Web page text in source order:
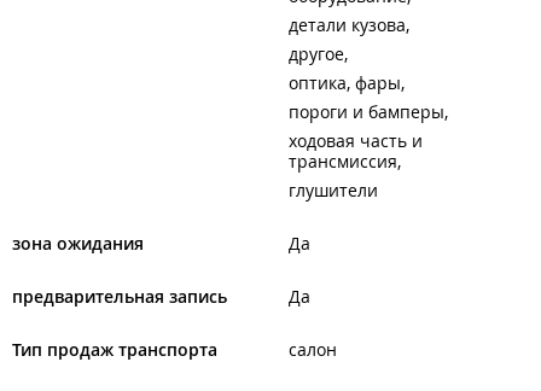
детали кузова
другое
оптика, фары
пороги и бамперы
ходовая часть и
трансмиссия
глушители
зона ожидания Да
предварительная запись Да
Тип продаж транспорта салон